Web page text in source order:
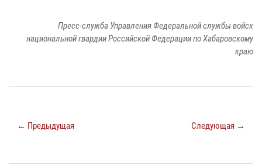
Пресс-служба Управления Федеральной службы войск
национальной гвардии Российской Федерации по Хабаровскому
краю
← Предыдущая Следующая →